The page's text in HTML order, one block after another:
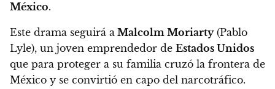
México.
Este drama seguirá a Malcolm Moriarty(Pablo
Lyle), un joven emprendedor de Estados Unidos
que para proteger a su familia cruzó la frontera de
México y se convirtió en capo del narcotráfico.